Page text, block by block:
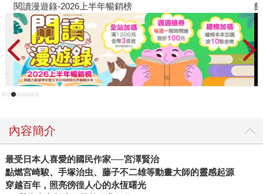
閱讀漫遊錄-2026上半年暢銷榜
內容簡介
最受日本人喜愛的國民作家──宮澤賢治
點燃宮崎駿、手塚治虫、藤子不二雄等動畫大師的靈感起源
穿越百年， 照亮徬徨人心的永恆曙光